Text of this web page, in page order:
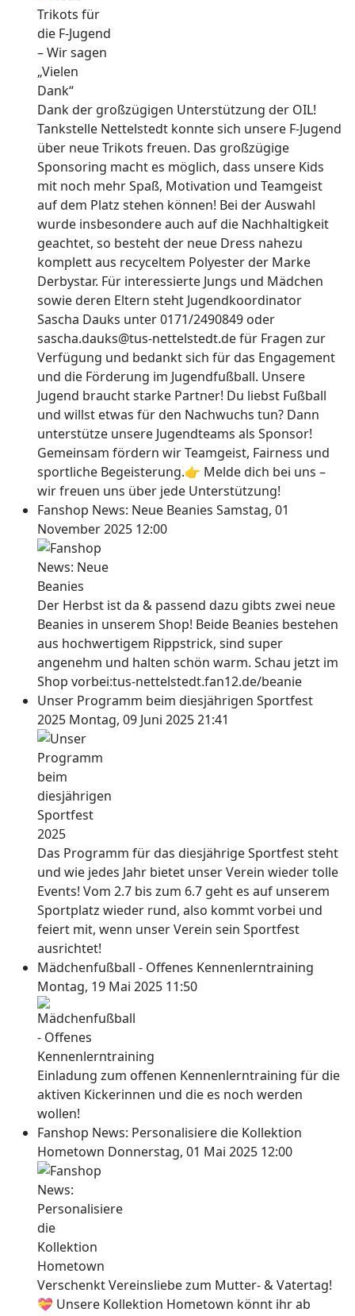
Dank der großzügigen Unterstützung der OIL!
Tankstelle Nettelstedt konnte sich unsere F-Jugend
über neue Trikots freuen. Das großzügige
Sponsoring macht es möglich, dass unsere Kids
mit noch mehr Spaß, Motivation und Teamgeist
auf dem Platz stehen können! Bei der Auswahl
wurde insbesondere auch auf die Nachhaltigkeit
geachtet, so besteht der neue Dress nahezu
komplett aus recyceltem Polyester der Marke
Derbystar. Für interessierte Jungs und Mädchen
sowie deren Eltern steht Jugendkoordinator
Sascha Dauks unter 0171/2490849 oder
sascha.dauks@tus-nettelstedt.de für Fragen zur
Verfügung und bedankt sich für das Engagement
und die Förderung im Jugendfußball. Unsere
Jugend braucht starke Partner! Du liebst Fußball
und willst etwas für den Nachwuchs tun? Dann
unterstütze unsere Jugendteams als Sponsor!
Gemeinsam fördern wir Teamgeist, Fairness und
sportliche Begeisterung.👉 Melde dich bei uns –
wir freuen uns über jede Unterstützung!
Fanshop News: Neue Beanies Samstag, 01
November 2025 12:00
Der Herbst ist da & passend dazu gibts zwei neue
Beanies in unserem Shop! Beide Beanies bestehen
aus hochwertigem Rippstrick, sind super
angenehm und halten schön warm. Schau jetzt im
Shop vorbei:tus-nettelstedt.fan12.de/beanie
Unser Programm beim diesjährigen Sportfest
2025 Montag, 09 Juni 2025 21:41
Das Programm für das diesjährige Sportfest steht
und wie jedes Jahr bietet unser Verein wieder tolle
Events! Vom 2.7 bis zum 6.7 geht es auf unserem
Sportplatz wieder rund, also kommt vorbei und
feiert mit, wenn unser Verein sein Sportfest
ausrichtet!
Mädchenfußball - Offenes Kennenlerntraining
Montag, 19 Mai 2025 11:50
Einladung zum offenen Kennenlerntraining für die
aktiven Kickerinnen und die es noch werden
wollen!
Fanshop News: Personalisiere die Kollektion
Hometown Donnerstag, 01 Mai 2025 12:00
Verschenkt Vereinsliebe zum Mutter- & Vatertag!
💝 Unsere Kollektion Hometown könnt ihr ab